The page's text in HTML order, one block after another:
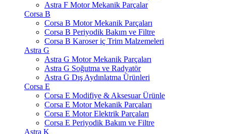
Astra F Motor Mekanik Parçalar
Corsa B
Corsa B Motor Mekanik Parçaları
Corsa B Periyodik Bakım ve Filtre
Corsa B Karoser iç Trim Malzemeleri
Astra G
Astra G Motor Mekanik Parçaları
Astra G Soğutma ve Radyatör
Astra G Dış Aydınlatma Ürünleri
Corsa E
Corsa E Modifiye & Aksesuar Ürünle
Corsa E Motor Mekanik Parçaları
Corsa E Motor Elektrik Parçaları
Corsa E Periyodik Bakım ve Filtre
Astra K